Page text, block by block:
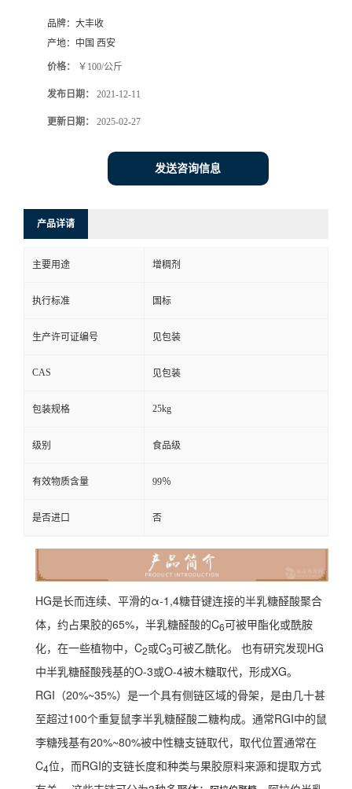
品牌： 大丰收
产地： 中国 西安
价格： ￥100/公斤
发布日期： 2021-12-11
更新日期： 2025-02-27
发送咨询信息
产品详请
主要用途 增稠剂
执行标准 国标
生产许可证编号 见包装
CAS 见包装
包装规格 25kg
级别 食品级
有效物质含量 99％
是否进口 否
HG是长而连续、平滑的α-1,4糖苷键连接的半乳糖醛酸聚合
体，约占果胶的65%，半乳糖醛酸的C6可被甲酯化或酰胺
化，在一些植物中，C2或C3可被乙酰化。 也有研究发现HG
中半乳糖醛酸残基的O-3或O-4被木糖取代，形成XG。
RGI（20%~35%）是一个具有侧链区域的骨架，是由几十甚
至超过100个重复鼠李半乳糖醛酸二糖构成。通常RGI中的鼠
李糖残基有20%~80%被中性糖支链取代，取代位置通常在
C4位，而RGI的支链长度和种类与果胶原料来源和提取方式